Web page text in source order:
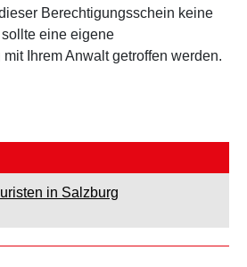
Berechtigungsschein keine
eine eigene
Ihrem Anwalt getroffen werden.
in Salzburg